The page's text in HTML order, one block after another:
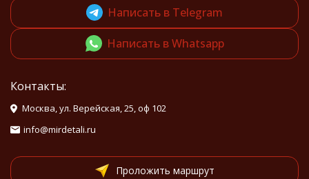
Написать в Telegram
Написать в Whatsapp
Контакты:
Москва, ул. Верейская, 25, оф 102
info@mirdetali.ru
Проложить маршрут